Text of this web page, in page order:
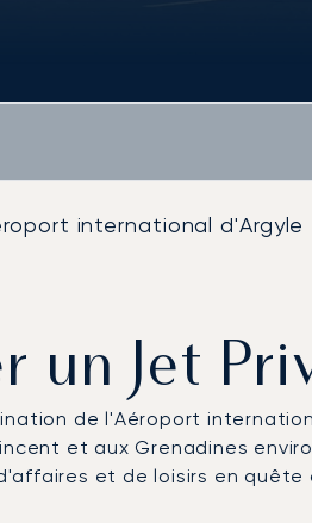
international d'Argyle
un Jet
de l'Aéroport
et aux Grenadines
et de loisirs en